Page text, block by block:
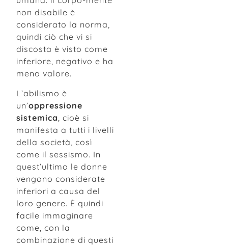
non disabile è
considerato la norma,
quindi ciò che vi si
discosta è visto come
inferiore, negativo e ha
meno valore.
L’abilismo è
un’oppressione
sistemica , cioè si
manifesta a tutti i livelli
della società, così
come il sessismo. In
quest’ultimo le donne
vengono considerate
inferiori a causa del
loro genere. È quindi
facile immaginare
come, con la
combinazione di questi